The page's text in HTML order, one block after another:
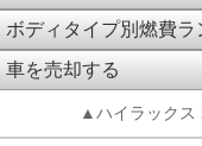
ボディタイプ別燃費ラ
車を売却する
▲ハイラックス